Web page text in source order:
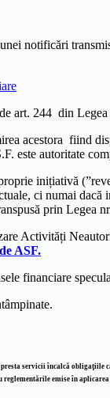
notificări
art. 244 din
acestora fiind
este autoritate
inițiativă
ci numai dacă
prin Legea
Activități
ASF.
financiare
servicii încalcă
emise în aplicarea